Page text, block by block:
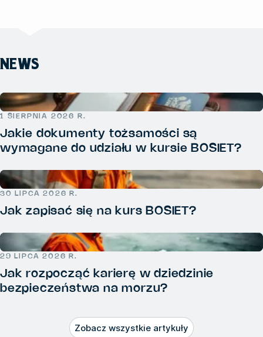
NEWS
1 SIERPNIA 2026 R.
Jakie dokumenty tożsamości są
wymagane do udziału w kursie BOSIET?
30 LIPCA 2026 R.
Jak zapisać się na kurs BOSIET?
29 LIPCA 2026 R.
Jak rozpocząć karierę w dziedzinie
bezpieczeństwa na morzu?
Zobacz wszystkie artykuły